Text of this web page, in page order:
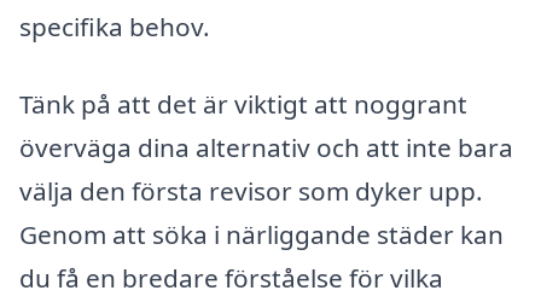
specifika behov.
Tänk på att det är viktigt att noggrant
överväga dina alternativ och att inte bara
välja den första revisor som dyker upp.
Genom att söka i närliggande städer kan
du få en bredare förståelse för vilka